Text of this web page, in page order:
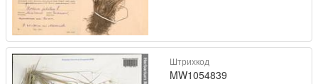
Штрихкод
MW1054839